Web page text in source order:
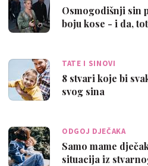
Osmogodišnji sin
boju kose - i da,
TATE I SINOVI
8 stvari koje bi
svog sina
ODGOJ DJEČAKA
Samo mame
situacija iz